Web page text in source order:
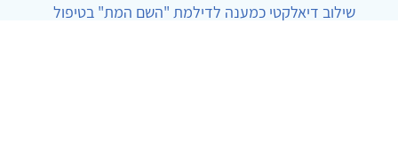
שילוב דיאלקטי כמענה לדילמת "השם המת" בטיפול